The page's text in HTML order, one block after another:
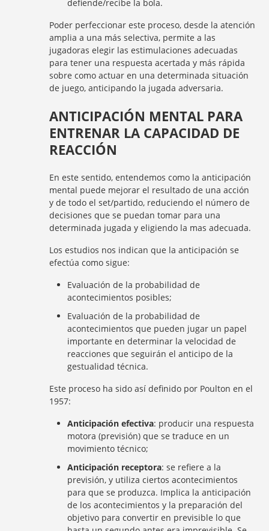
defiende/recibe la bola.
Poder perfeccionar este proceso, desde la atención
amplia a una más selectiva, permite a las
jugadoras elegir las estimulaciones adecuadas
para tener una respuesta acertada y más rápida
sobre como actuar en una determinada situación
de juego, anticipando la jugada adversaria.
ANTICIPACIÓN MENTAL PARA
ENTRENAR LA CAPACIDAD DE
REACCIÓN
En este sentido, entendemos como la anticipación
mental puede mejorar el resultado de una acción
y de todo el set/partido, reduciendo el número de
decisiones que se puedan tomar para una
determinada jugada y eligiendo la mas adecuada.
Los estudios nos indican que la anticipación se
efectúa como sigue:
Evaluación de la probabilidad de
acontecimientos posibles;
Evaluación de la probabilidad de
acontecimientos que pueden jugar un papel
importante en determinar la velocidad de
reacciones que seguirán el anticipo de la
gestualidad técnica.
Este proceso ha sido así definido por Poulton en el
1957:
Anticipación efectiva: producir una respuesta
motora (previsión) que se traduce en un
movimiento técnico;
Anticipación receptora: se refiere a la
previsión, y utiliza ciertos acontecimientos
para que se produzca. Implica la anticipación
de los acontecimientos y la preparación del
objetivo para convertir en previsible lo que